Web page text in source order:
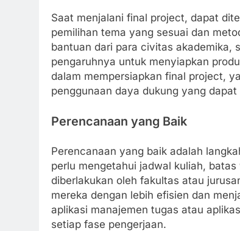
Saat menjalani final project, dapat
pemilihan tema yang sesuai dan
bantuan dari para civitas akademika,
pengaruhnya untuk menyiapkan
dalam mempersiapkan final project,
penggunaan daya dukung yang
Perencanaan yang Baik
Perencanaan yang baik adalah
perlu mengetahui jadwal kuliah,
diberlakukan oleh fakultas atau
mereka dengan lebih efisien dan
aplikasi manajemen tugas atau
setiap fase pengerjaan.